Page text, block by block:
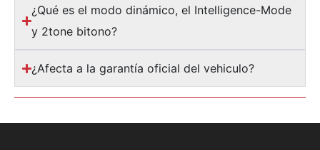
¿Qué es el modo dinámico, el Intelligence-Mode
y 2tone bitono?
¿Afecta a la garantía oficial del vehiculo?